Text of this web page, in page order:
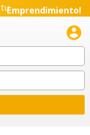
Emprendimiento!
